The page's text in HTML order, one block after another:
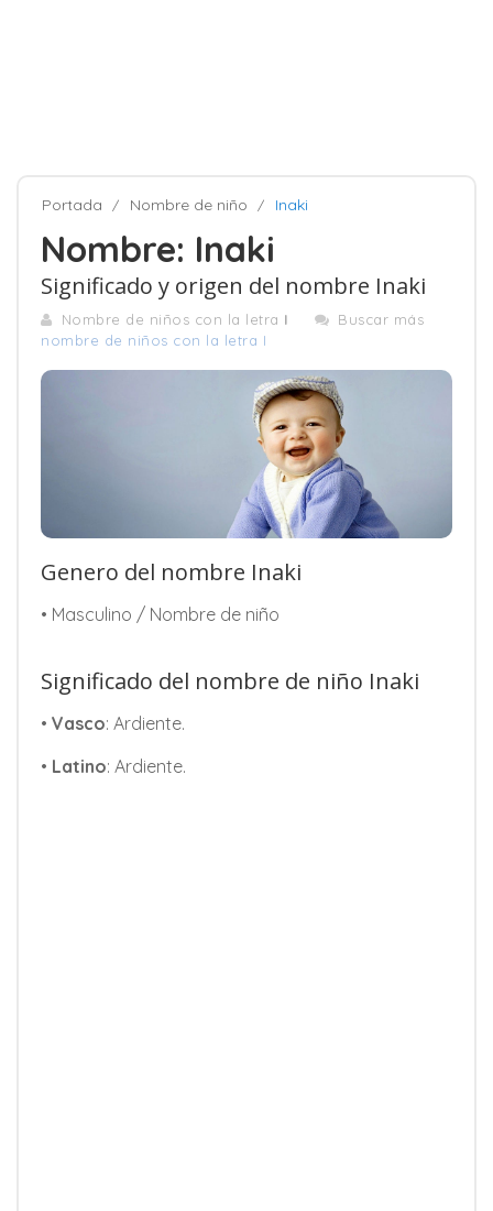
Portada Nombre de niño Inaki
Nombre: Inaki
Significado y origen del nombre Inaki
Nombre de niños con la letra I
Buscar más
nombre de niños con la letra I
Genero del nombre Inaki
• Masculino / Nombre de niño
Significado del nombre de niño Inaki
• Vasco: Ardiente.
• Latino: Ardiente.